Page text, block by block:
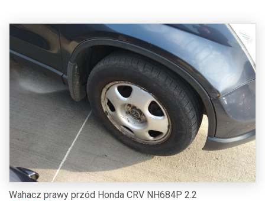
Wahacz prawy przód Honda CRV NH684P 2.2